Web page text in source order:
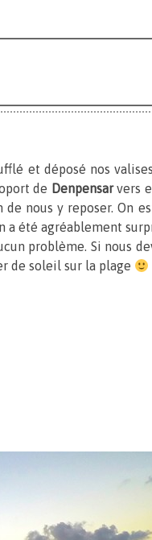
et déposé nos
de Denpensarvers
nous y reposer. On
a été agréablement
problème. Si nous
de soleil sur la plage